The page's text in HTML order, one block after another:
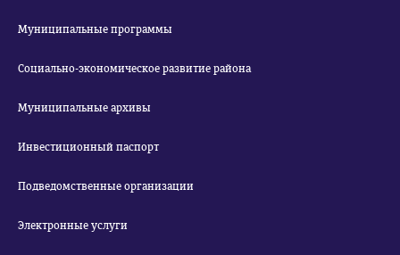
Муниципальные программы
Социально-экономическое развитие района
Муниципальные архивы
Инвестиционный паспорт
Подведомственные организации
Электронные услуги